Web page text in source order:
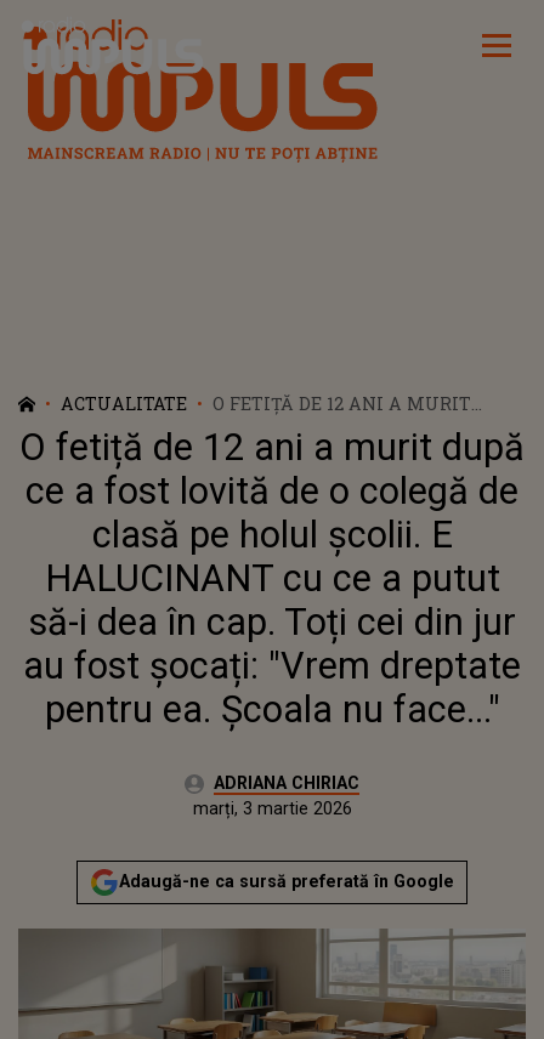
Radio Impuls
ACTUALITATE
O FETIȚĂ DE 12 ANI A MURIT
DUPĂ CE A FOST LOVITĂ DE O
COLEGĂ DE CLASĂ PE HOLUL
ȘCOLII. E HALUCINANT CU CE A
PUTUT SĂ-I DEA ÎN CAP. TOȚI CEI
DIN JUR AU FOST ȘOCAȚI: "VREM
DREPTATE PENTRU EA. ȘCOALA
NU FACE..."
O fetiță de 12 ani a murit după
ce a fost lovită de o colegă de
clasă pe holul școlii. E
HALUCINANT cu ce a putut
să-i dea în cap. Toți cei din jur
au fost șocați: "Vrem dreptate
pentru ea. Școala nu face..."
Autor:ADRIANA CHIRIAC
Actualizat:
marți, 3 martie 2026
Adaugă-ne ca sursă preferată în Google